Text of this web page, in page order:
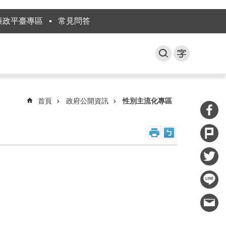
政平臺專區 常見問答
首頁 政府公開資訊 性別主流化專區